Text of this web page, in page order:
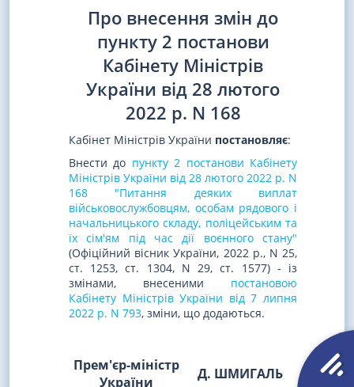
Про внесення змін до
пункту 2 постанови
Кабінету Міністрів
України від 28 лютого
2022 р. N 168
Кабінет Міністрів України постановляє:
Внести до пункту 2 постанови Кабінету
Міністрів України від 28 лютого 2022 р. N
168 "Питання деяких виплат
військовослужбовцям, особам рядового і
начальницького складу, поліцейським та
їх сім'ям під час дії воєнного стану"
(Офіційний вісник України, 2022 р., N 25,
ст. 1253, ст. 1304, N 29, ст. 1577) - із
змінами, внесеними постановою
Кабінету Міністрів України від 7 липня
2022 р. N 793, зміни, що додаються.
Прем'єр-міністр
України
Д. ШМИГАЛЬ